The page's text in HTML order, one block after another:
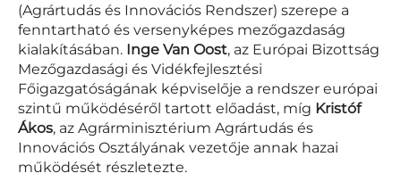
(Agrártudás és Innovációs Rendszer) szerepe a
fenntartható és versenyképes mezőgazdaság
kialakításában. Inge Van Oost, az Európai Bizottság
Mezőgazdasági és Vidékfejlesztési
Főigazgatóságának képviselője a rendszer európai
szintű működéséről tartott előadást, míg Kristóf
Ákos, az Agrárminisztérium Agrártudás és
Innovációs Osztályának vezetője annak hazai
működését részletezte.